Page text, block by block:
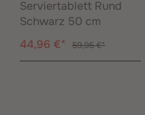
Serviertablett Rund
Schwarz 50 cm
44,96 €*
59,95 €*